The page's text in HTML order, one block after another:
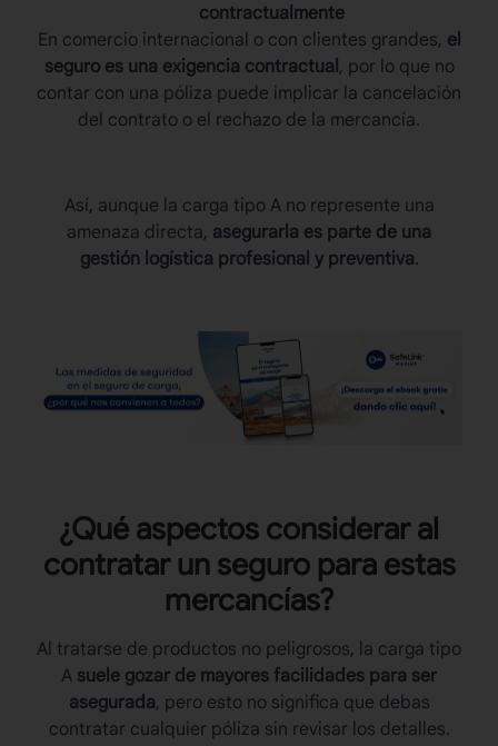
contractualmente
En comercio internacional o con clientes grandes, el
seguro es una exigencia contractual, por lo que no
contar con una póliza puede implicar la cancelación
del contrato o el rechazo de la mercancía.
Así, aunque la carga tipo Ano represente una
amenaza directa, asegurarla es parte de una
gestión logística profesional y preventiva.
¿Qué aspectos considerar al
contratar un seguro para estas
mercancías?
Al tratarse de productos no peligrosos, la carga tipo
A suele gozar de mayores facilidades para ser
asegurada, pero esto no significa que debas
contratar cualquier póliza sin revisar los detalles.